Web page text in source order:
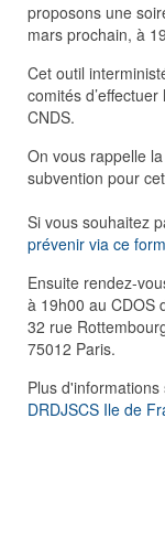
proposons une
mars prochain, à
Cet outil
comités
CNDS.
On vous rappelle
subvention pour
Si vous souhaitez
prévenir via ce
Ensuite rendez-
à 19h00 au CDOS
32 rue
75012 Paris.
Plus
DRDJSCS Ile de